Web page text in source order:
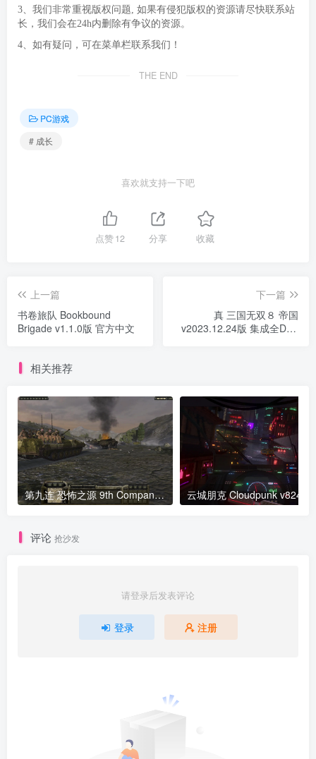
3、我们非常重视版权问题, 如果有侵犯版权的资源请尽快联系站
长，我们会在24h内删除有争议的资源。
4、如有疑问，可在菜单栏联系我们！
THE END
PC游戏
# 成长
喜欢就支持一下吧
点赞12 分享 收藏
上一篇
书卷旅队 Bookbound
Brigade v1.1.0版 官方中文
下一篇
真 三国无双８ 帝国
v2023.12.24版 集成全DLC
相关推荐
第九连 恐怖之源 9th Company Roots of Terror v1.1版 官方中文
评论 抢沙发
请登录后发表评论
登录 注册